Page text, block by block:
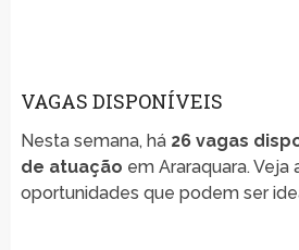
VAGAS DISPONÍVEIS
Nesta semana, há 26 vagas
de atuação em Araraquara. Veja
oportunidades que podem ser